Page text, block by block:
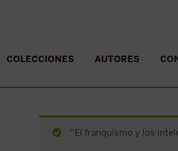
COLECCIONES AUTORES
“El franquismo y los